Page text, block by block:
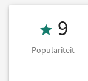
9
Populariteit